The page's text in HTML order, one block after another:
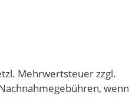
Mehrwertsteuer zzgl.
wenn